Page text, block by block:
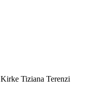
Kirke Tiziana Terenzi